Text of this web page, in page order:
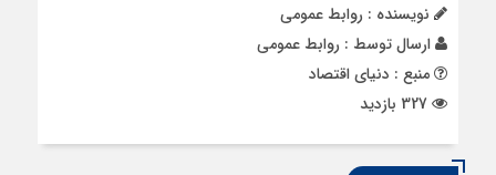
نویسنده : روابط عمومی
ارسال توسط : روابط عمومی
منبع : دنیای اقتصاد